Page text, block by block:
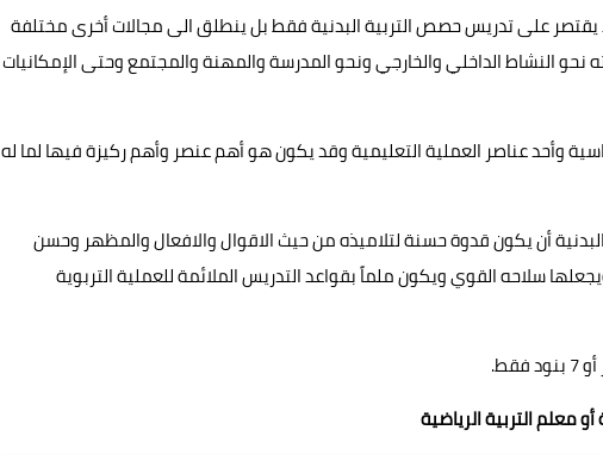
يقتصر على تدريس حصص التربية البدنية فقط بل ينطلق الى مجالات أخرى مختلفة
نحو النشاط الداخلي والخارجي ونحو المدرسة والمهنة والمجتمع وحتى الإمكانيات
وأحد عناصر العملية التعليمية وقد يكون هو أهم عنصر وأهم ركيزة فيها لما له
أن يكون قدوة حسنة لتلاميذه من حيث الاقوال والافعال والمظهر وحسن
سلاحه القوي ويكون ملماً بقواعد التدريس الملائمة للعملية التربوية
معلم التربية الرياضية